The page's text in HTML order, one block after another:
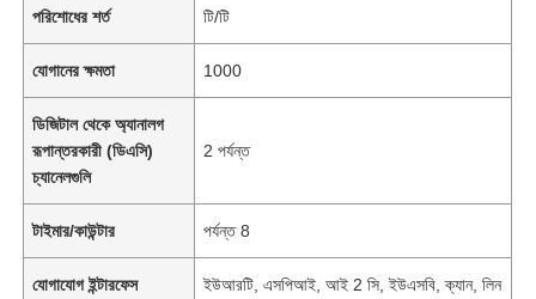
পরিশোধের শর্ত টি/টি
যোগানের ক্ষমতা 1000
ডিজিটাল থেকে অ্যানালগ
রূপান্তরকারী (ডিএসি)
চ্যানেলগুলি
2 পর্যন্ত
টাইমার/কাউন্টার পর্যন্ত 8
যোগাযোগ ইন্টারফেস ইউআরটি, এসপিআই, আই 2 সি, ইউএসবি, ক্যান, লিন